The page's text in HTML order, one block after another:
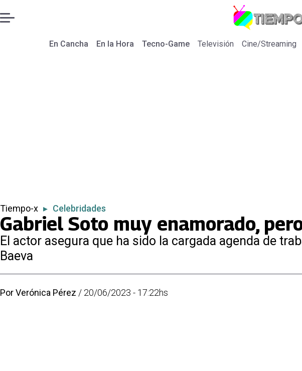
En Cancha En la Hora Tecno-Game Televisión Cine/Streaming
Tiempo-x ▸ Celebridades
Gabriel Soto muy enamorado,
El actor asegura que ha sido la cargada agenda de
Baeva
PorVerónica Pérez / 20/06/2023 - 17:22hs